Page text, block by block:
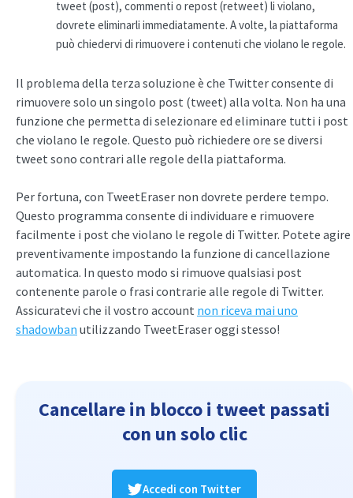
tweet (post), commenti o repost (retweet) li violano,
dovrete eliminarli immediatamente. A volte, la piattaforma
può chiedervi di rimuovere i contenuti che violano le regole.
Il problema della terza soluzione è che Twitter consente di
rimuovere solo un singolo post (tweet) alla volta. Non ha una
funzione che permetta di selezionare ed eliminare tutti i post
che violano le regole. Questo può richiedere ore se diversi
tweet sono contrari alle regole della piattaforma.
Per fortuna, con TweetEraser non dovrete perdere tempo.
Questo programma consente di individuare e rimuovere
facilmente i post che violano le regole di Twitter. Potete agire
preventivamente impostando la funzione di cancellazione
automatica. In questo modo si rimuove qualsiasi post
contenente parole o frasi contrarie alle regole di Twitter.
Assicuratevi che il vostro account non riceva mai uno
shadowban utilizzando TweetEraser oggi stesso!
Cancellare in blocco i tweet passati
con un solo clic
Accedi con Twitter